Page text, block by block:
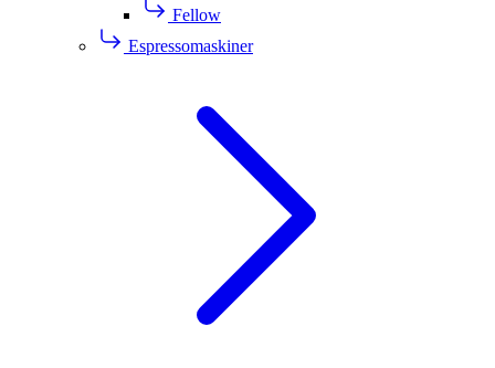
Fellow
Espressomaskiner